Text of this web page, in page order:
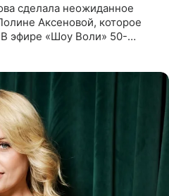
сделала неожиданное
Аксеновой, которое
В эфире «Шоу Воли» 50-